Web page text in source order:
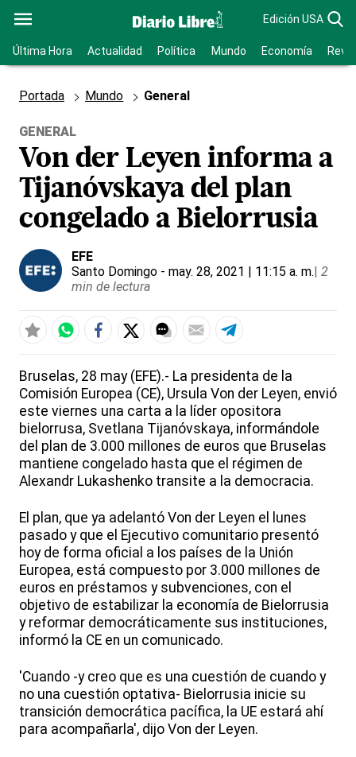
Edición USA
Última Hora Actualidad Política Mundo Economía
Portada Mundo General
GENERAL
Von der Leyen informa a
Tijanóvskaya del plan
congelado a Bielorrusia
EFE
Santo Domingo - may. 28, 2021 | 11:15 a. m.| 2
min de lectura
Bruselas, 28 may (EFE).- La presidenta de la
Comisión Europea (CE), Ursula Von der Leyen, envió
este viernes una carta a la líder opositora
bielorrusa, Svetlana Tijanóvskaya, informándole
del plan de 3.000 millones de euros que Bruselas
mantiene congelado hasta que el régimen de
Alexandr Lukashenko transite a la democracia.
El plan, que ya adelantó Von der Leyen el lunes
pasado y que el Ejecutivo comunitario presentó
hoy de forma oficial a los países de la Unión
Europea, está compuesto por 3.000 millones de
euros en préstamos y subvenciones, con el
objetivo de estabilizar la economía de Bielorrusia
y reformar democráticamente sus instituciones,
informó la CE en un comunicado.
'Cuando -y creo que es una cuestión de cuando y
no una cuestión optativa- Bielorrusia inicie su
transición democrática pacífica, la UE estará ahí
para acompañarla', dijo Von der Leyen.